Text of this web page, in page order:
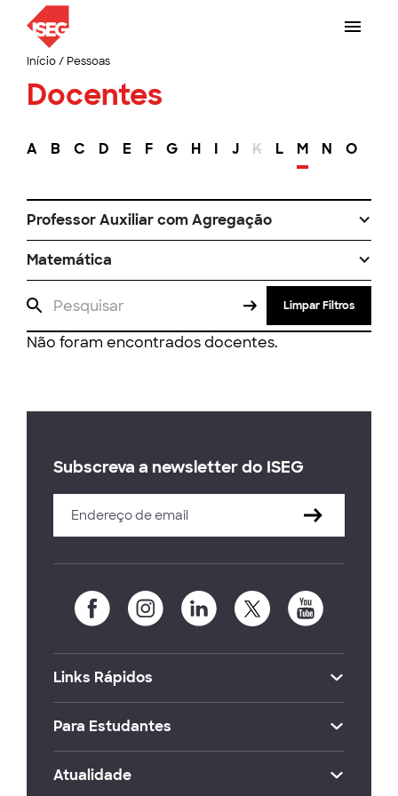
Início/ Pessoas
Docentes
A B C D E F G H I J K L M N O
Professor Auxiliar com Agregação
Matemática
Limpar Filtros
Não foram encontrados docentes.
Subscreva a newsletter do ISEG
Links Rápidos
Para Estudantes
Atualidade